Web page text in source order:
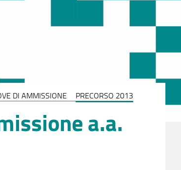
DI AMMISSIONE PRECORSO 2013
a.a.